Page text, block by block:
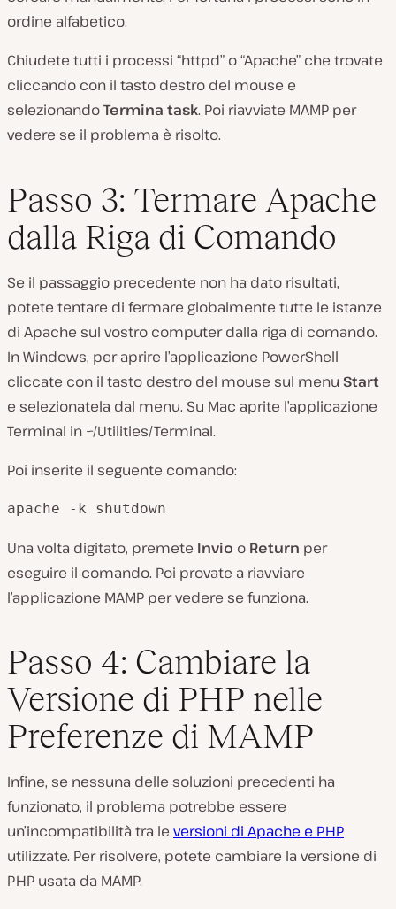
ordine alfabetico.
Chiudete tutti i processi “httpd” o “Apache” che trovate
cliccando con il tasto destro del mouse e
selezionandoTermina task. Poi riavviate MAMP per
vedere se il problema è risolto.
Passo 3: Termare Apache
dalla Riga di Comando
Se il passaggio precedente non ha dato risultati,
potete tentare di fermare globalmente tutte le istanze
di Apache sul vostro computer dalla riga di comando.
In Windows, per aprire l’applicazione PowerShell
cliccate con il tasto destro del mouse sul menu Start
e selezionatela dal menu. Su Mac aprite l’applicazione
Terminal in ~/Utilities/Terminal.
Poi inserite il seguente comando:
apache -k shutdown
Una volta digitato, premete Invio o Return per
eseguire il comando. Poi provate a riavviare
l’applicazione MAMP per vedere se funziona.
Passo 4: Cambiare la
Versione di PHP nelle
Preferenze di MAMP
Infine, se nessuna delle soluzioni precedenti ha
funzionato, il problema potrebbe essere
un’incompatibilità tra le versioni di Apache e PHP
utilizzate. Per risolvere, potete cambiare la versione di
PHP usata da MAMP.